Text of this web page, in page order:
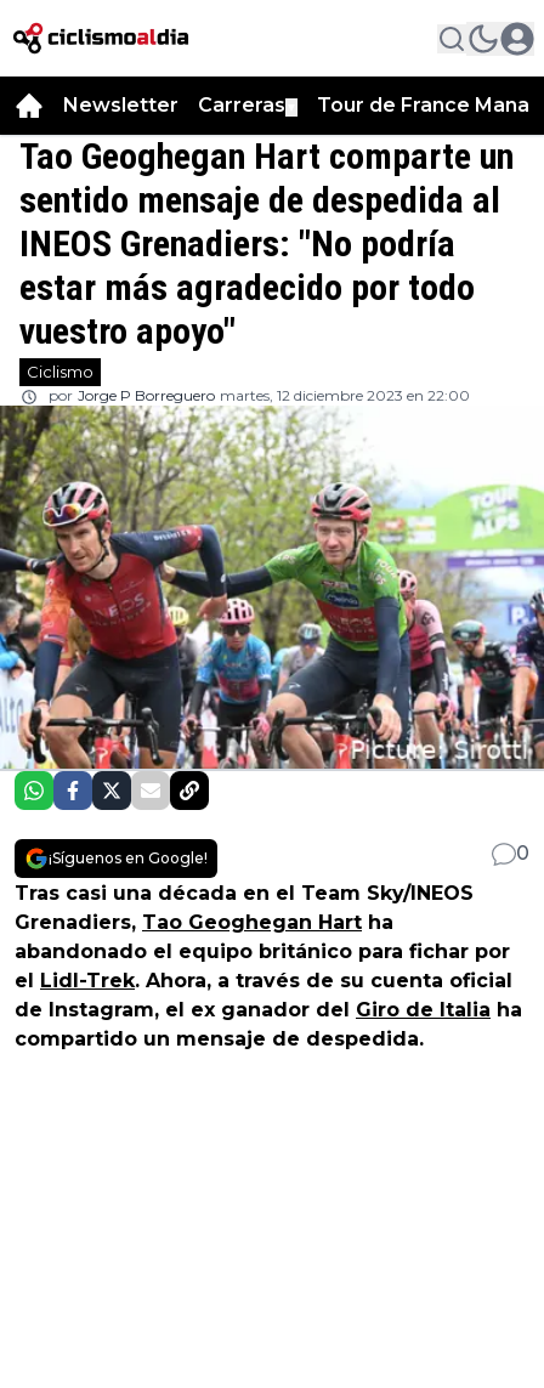
Newsletter Carreras Tour de France
Tao Geoghegan Hart comparte un
sentido mensaje de despedida al
INEOS Grenadiers: "No podría
estar más agradecido por todo
vuestro apoyo"
Ciclismo
por Jorge P Borreguero martes, 12 diciembre 2023 en 22:00
¡Síguenos en Google!
0
Tras casi una década en el Team Sky/INEOS
Grenadiers, Tao Geoghegan Hart ha
abandonado el equipo británico para fichar por
el Lidl-Trek. Ahora, a través de su cuenta oficial
de Instagram, el ex ganador del Giro de Italia ha
compartido un mensaje de despedida.